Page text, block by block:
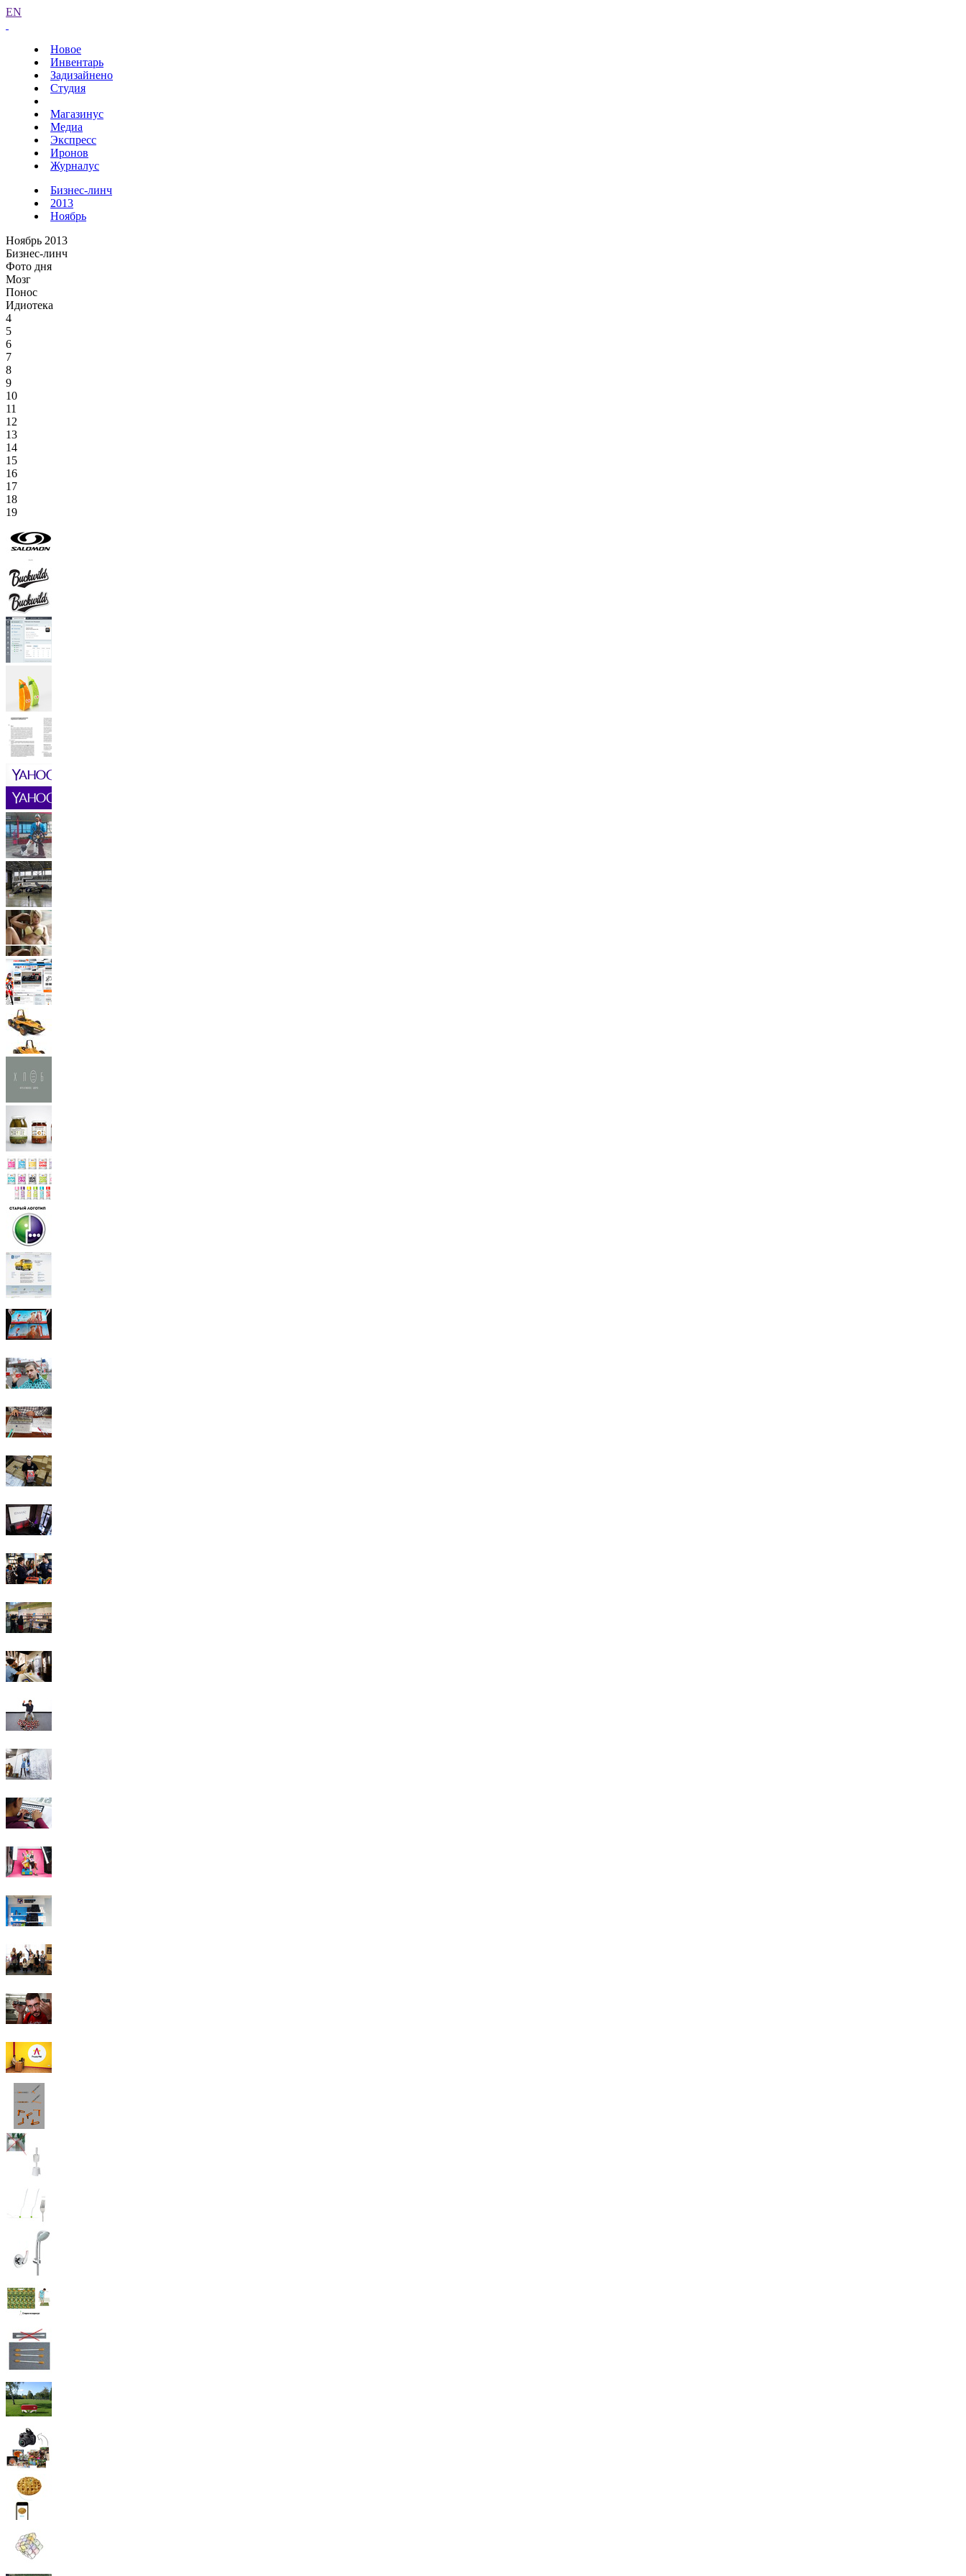
EN
Новое
Инвентарь
Задизайнено
Студия
Магазинус
Медиа
Экспресс
Иронов
Журналус
Бизнес-линч
2013
Ноябрь
Ноябрь 2013
Бизнес-линч
Фото дня
Мозг
Понос
Идиотека
4
5
6
7
8
9
10
11
12
13
14
15
16
17
18
19